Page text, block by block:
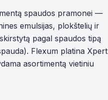
spaudos pramonei —
emulsijas, plokštelių ir
pagal spaudos tipą
Flexum platina Xpert
asortimentą vietiniu